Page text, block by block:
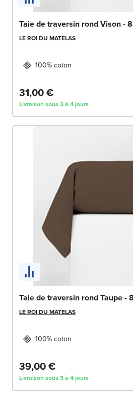
Taie de traversin rond Vison -
LE ROI DU MATELAS
100% coton
31,00 €
Livraison sous 3 à 4 jours
Taie de traversin rond Taupe -
LE ROI DU MATELAS
100% coton
39,00 €
Livraison sous 3 à 4 jours